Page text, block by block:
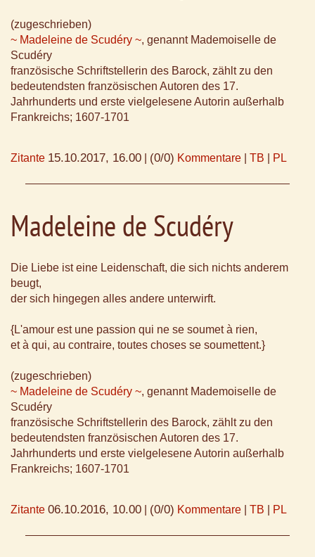
(zugeschrieben)
~ Madeleine de Scudéry ~, genannt Mademoiselle de
Scudéry
französische Schriftstellerin des Barock, zählt zu den
bedeutendsten französischen Autoren des 17.
Jahrhunderts und erste vielgelesene Autorin außerhalb
Frankreichs; 1607-1701
Zitante 15.10.2017, 16.00 (0/0) Kommentare TB PL
Madeleine de Scudéry
Die Liebe ist eine Leidenschaft, die sich nichts anderem
beugt,
der sich hingegen alles andere unterwirft.
{L'amour est une passion qui ne se soumet à rien,
et à qui, au contraire, toutes choses se soumettent.}
(zugeschrieben)
~ Madeleine de Scudéry ~, genannt Mademoiselle de
Scudéry
französische Schriftstellerin des Barock, zählt zu den
bedeutendsten französischen Autoren des 17.
Jahrhunderts und erste vielgelesene Autorin außerhalb
Frankreichs; 1607-1701
Zitante 06.10.2016, 10.00 (0/0) Kommentare TB PL